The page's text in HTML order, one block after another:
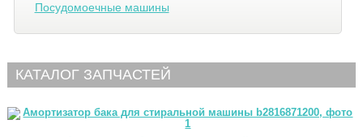
Посудомоечные машины
КАТАЛОГ ЗАПЧАСТЕЙ